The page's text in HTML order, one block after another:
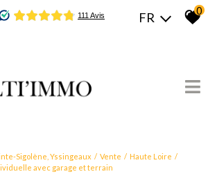
FR 0
Sigolène, Yssingeaux Vente
Haute Loire
avec garage et terrain